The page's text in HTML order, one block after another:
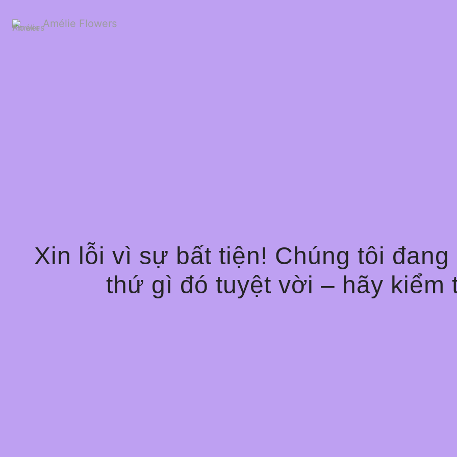
Amélie Flowers
Xin lỗi vì sự bất tiện! Chúng tôi
thứ gì đó tuyệt vời – hãy kiểm